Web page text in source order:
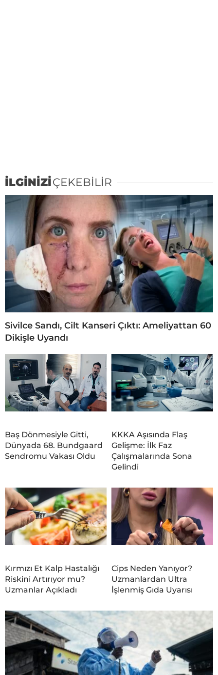
İLGİNİZİÇEKEBİLİR
Sivilce Sandı, Cilt Kanseri Çıktı: Ameliyattan 60
Dikişle Uyandı
Baş Dönmesiyle Gitti,
Dünyada 68. Bundgaard
Sendromu Vakası Oldu
KKKA Aşısında Flaş
Gelişme: İlk Faz
Çalışmalarında Sona
Gelindi
Kırmızı Et Kalp Hastalığı
Riskini Artırıyor mu?
Uzmanlar Açıkladı
Cips Neden Yanıyor?
Uzmanlardan Ultra
İşlenmiş Gıda Uyarısı